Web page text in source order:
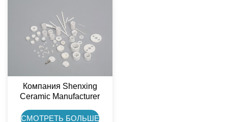
Компания Shenxing
Ceramic Manufacturer
Детали Из Оксида
СМОТРЕТЬ БОЛЬШЕ